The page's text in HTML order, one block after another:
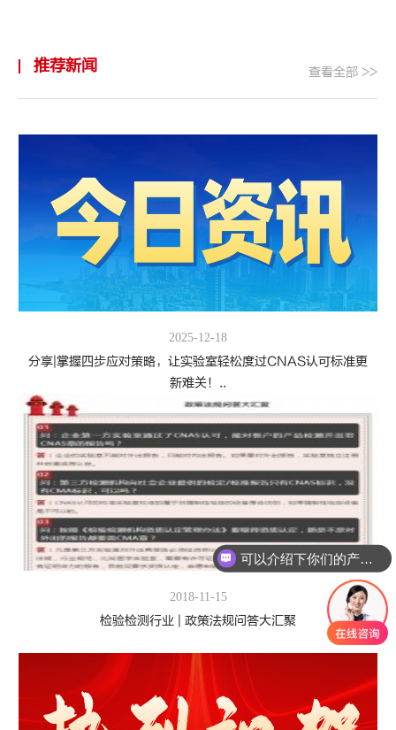
推荐新闻 查看全部 >>
2025-12-18
分享|掌握四步应对策略，让实验室轻松度过CNAS认可标准更
新难关！..
2018-11-15
检验检测行业 | 政策法规问答大汇聚
可以介绍下你们的产品么